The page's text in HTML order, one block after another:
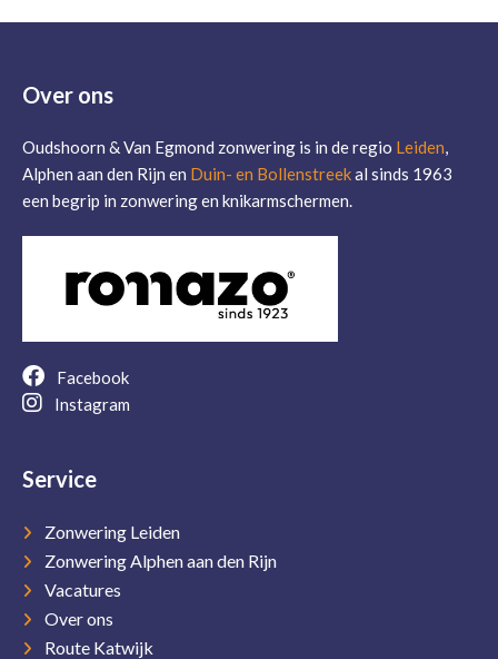
Over ons
Oudshoorn & Van Egmond zonwering is in de regio Leiden,
Alphen aan den Rijn en Duin- en Bollenstreekal sinds 1963
een begrip in zonwering en knikarmschermen.
Facebook
Instagram
Service
Zonwering Leiden
Zonwering Alphen aan den Rijn
Vacatures
Over ons
Route Katwijk